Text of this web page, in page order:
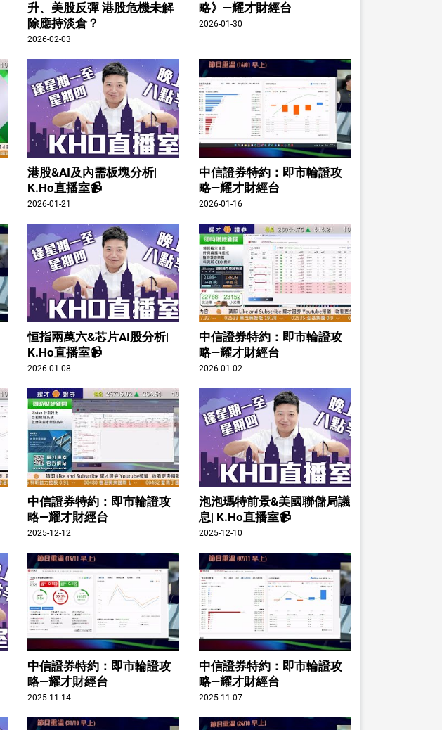
升、美股反彈 港股危機未解
除應持淡倉？
2026-02-03
略》—耀才財經台
2026-01-30
港股&AI及內需板塊分析|
K.Ho直播室📹
2026-01-21
中信證券特約：即市輪證攻
略—耀才財經台
2026-01-16
恒指兩萬六&芯片AI股分析|
K.Ho直播室📹
2026-01-08
中信證券特約：即市輪證攻
略—耀才財經台
2026-01-02
中信證券特約：即市輪證攻
略—耀才財經台
2025-12-12
泡泡瑪特前景&美國聯儲局議
息| K.Ho直播室📹
2025-12-10
中信證券特約：即市輪證攻
略—耀才財經台
2025-11-14
中信證券特約：即市輪證攻
略—耀才財經台
2025-11-07